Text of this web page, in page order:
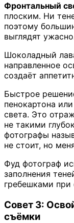
Фронтальный
плоским. Ни
поэтому
выглядят
Шоколадный
направленное
создаёт
Быстрое
пенокартона
света. Это
не такими
фотографы
не стоит, но
Фуд фотограф
заполнения
гребешками при
Совет 3:
съёмки